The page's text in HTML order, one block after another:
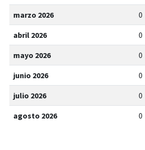
marzo 2026 0
abril 2026 0
mayo 2026 0
junio 2026 0
julio 2026 0
agosto 2026 0